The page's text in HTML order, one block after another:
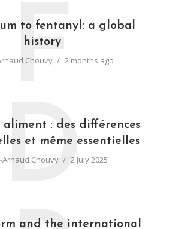
to fentanyl: a global
history
Chouvy 2 months ago
F
aliment : des différences
et même essentielles
Arnaud Chouvy 2 July 2025
D
and the international